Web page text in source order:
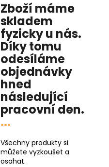
Zboží máme
skladem
fyzicky u nás.
Díky tomu
odesíláme
objednávky
hned
následující
pracovní den.
...
Všechny produkty si
můžete vyzkoušet a
osahat.